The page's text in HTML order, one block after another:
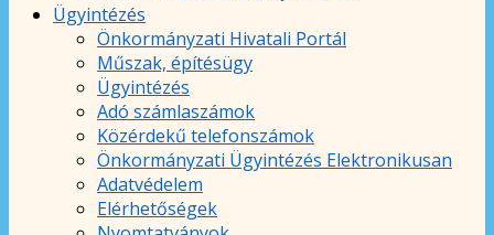
Ügyintézés
Önkormányzati Hivatali Portál
Műszak, építésügy
Ügyintézés
Adó számlaszámok
Közérdekű telefonszámok
Önkormányzati Ügyintézés Elektronikusan
Adatvédelem
Elérhetőségek